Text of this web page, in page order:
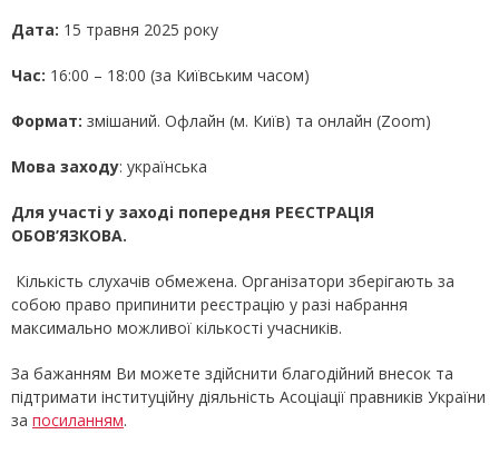
Дата: 15 травня 2025 року
Час: 16:00 – 18:00 (за Київським часом)
Формат: змішаний. Офлайн (м. Київ) та онлайн (Zoom)
Мова заходу: українська
Для участі у заході попередня РЕЄСТРАЦІЯ
ОБОВ’ЯЗКОВА.
Кількість слухачів обмежена. Організатори зберігають за
собою право припинити реєстрацію у разі набрання
максимально можливої кількості учасників.
За бажанням Ви можете здійснити благодійний внесок та
підтримати інституційну діяльність Асоціації правників України
за посиланням.